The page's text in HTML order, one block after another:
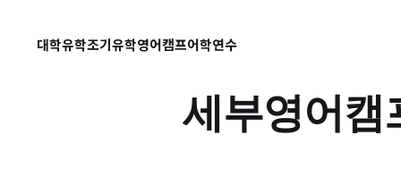
대학유학조기유학영어캠프어학연수
세부영어캠